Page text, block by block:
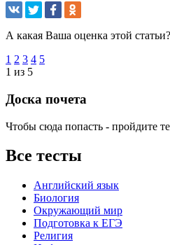
А какая Ваша оценка этой статьи?
1 2 3 4 5
1 из 5
Доска почета
Чтобы сюда попасть - пройдите
Все тесты
Английский язык
Биология
Окружающий мир
Подготовка к ЕГЭ
Религия